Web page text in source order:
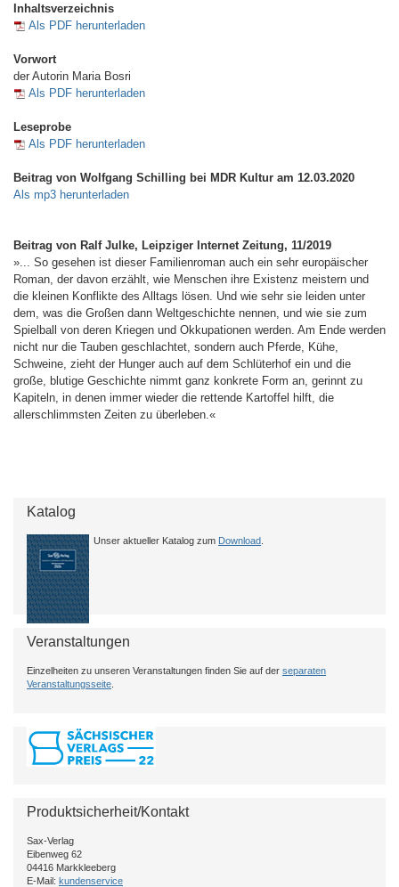
Inhaltsverzeichnis
Als PDF herunterladen
Vorwort
der Autorin Maria Bosri
Als PDF herunterladen
Leseprobe
Als PDF herunterladen
Beitrag von Wolfgang Schilling bei MDR Kultur am 12.03.2020
Als mp3 herunterladen
Beitrag von Ralf Julke, Leipziger Internet Zeitung, 11/2019
»... So gesehen ist dieser Familienroman auch ein sehr europäischer
Roman, der davon erzählt, wie Menschen ihre Existenz meistern und
die kleinen Konflikte des Alltags lösen. Und wie sehr sie leiden unter
dem, was die Großen dann Weltgeschichte nennen, und wie sie zum
Spielball von deren Kriegen und Okkupationen werden. Am Ende werden
nicht nur die Tauben geschlachtet, sondern auch Pferde, Kühe,
Schweine, zieht der Hunger auch auf dem Schlüterhof ein und die
große, blutige Geschichte nimmt ganz konkrete Form an, gerinnt zu
Kapiteln, in denen immer wieder die rettende Kartoffel hilft, die
allerschlimmsten Zeiten zu überleben.«
Katalog
Unser aktueller Katalog zum Download
Veranstaltungen
Einzelheiten zu unseren Veranstaltungen finden Sie auf der separaten
Veranstaltungsseite
Produktsicherheit/Kontakt
Sax-Verlag
Eibenweg 62
04416 Markkleeberg
E-Mail: kundenservice